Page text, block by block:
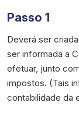
Passo 1
Deverá ser
ser informada a
efetuar, junto
impostos. (Tais
contabilidade da